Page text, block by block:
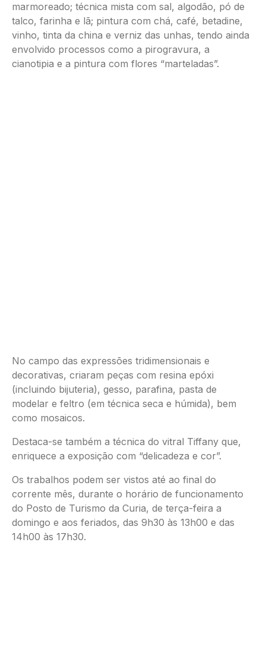
marmoreado; técnica mista com sal, algodão, pó de
talco, farinha e lã; pintura com chá, café, betadine,
vinho, tinta da china e verniz das unhas, tendo ainda
envolvido processos como a pirogravura, a
cianotipia e a pintura com flores “marteladas”.
No campo das expressões tridimensionais e
decorativas, criaram peças com resina epóxi
(incluindo bijuteria), gesso, parafina, pasta de
modelar e feltro (em técnica seca e húmida), bem
como mosaicos.
Destaca-se também a técnica do vitral Tiffany que,
enriquece a exposição com “delicadeza e cor”.
Os trabalhos podem ser vistos até ao final do
corrente mês, durante o horário de funcionamento
do Posto de Turismo da Curia, de terça-feira a
domingo e aos feriados, das 9h30 às 13h00 e das
14h00 às 17h30.